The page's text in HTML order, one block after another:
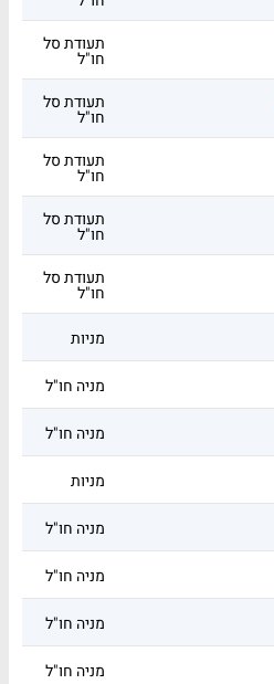
תעודת סל
חו"ל
תעודת סל
חו"ל
תעודת סל
חו"ל
תעודת סל
חו"ל
תעודת סל
חו"ל
מניות
מניה חו"ל
מניה חו"ל
מניות
מניה חו"ל
מניה חו"ל
מניה חו"ל
מניה חו"ל